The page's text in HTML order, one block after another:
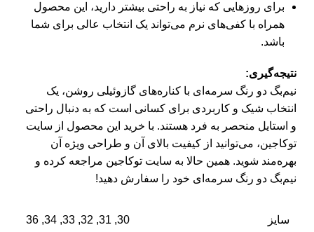
برای روزهایی که نیاز به راحتی بیشتر دارید، این محصول
همراه با کفی‌های نرم می‌تواند یک انتخاب عالی برای شما
باشد.
نتیجه‌گیری:
نیم‌بگ دو رنگ سرمه‌ای با کناره‌های گازوئیلی روشن، یک
انتخاب شیک و کاربردی برای کسانی است که به دنبال راحتی
و استایل منحصر به فرد هستند. با خرید این محصول از سایت
توکاجین، می‌توانید از کیفیت بالای آن و طراحی ویژه آن
بهره‌مند شوید. همین حالا به سایت توکاجین مراجعه کرده و
نیم‌بگ دو رنگ سرمه‌ای خود را سفارش دهید!
سایز 30, 31, 32, 33, 34, 36